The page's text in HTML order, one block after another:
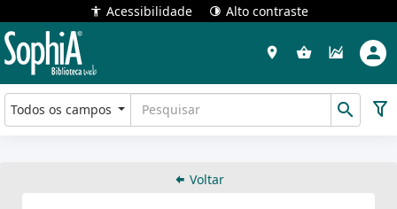
Acessibilidade Alto contraste
Todos os campos
Voltar